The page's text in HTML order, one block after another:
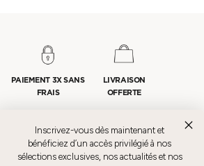
PAIEMENT 3X SANS
FRAIS
LIVRAISON
OFFERTE
Inscrivez-vous dès maintenant et
bénéficiez d’un accès privilégié à nos
sélections exclusives, nos actualités et nos